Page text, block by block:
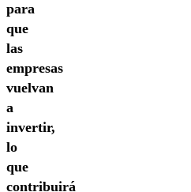
para
que
las
empresas
vuelvan
a
invertir,
lo
que
contribuirá